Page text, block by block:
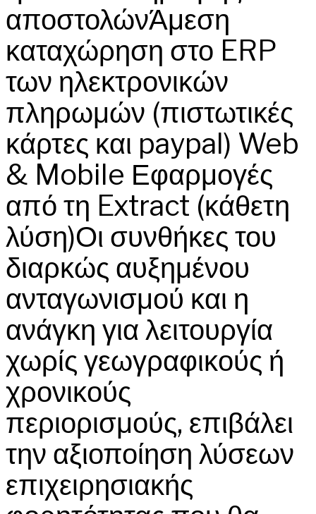
αποστολώνΆμεση
καταχώρηση στο ERP
των ηλεκτρονικών
πληρωμών (πιστωτικές
κάρτες και paypal) Web
& Mobile Εφαρμογές
από τη Extract (κάθετη
λύση)Οι συνθήκες του
διαρκώς αυξημένου
ανταγωνισμού και η
ανάγκη για λειτουργία
χωρίς γεωγραφικούς ή
χρονικούς
περιορισμούς, επιβάλει
την αξιοποίηση λύσεων
επιχειρησιακής